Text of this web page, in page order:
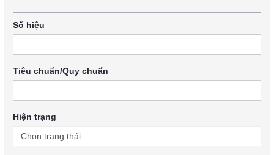
Số hiệu
Tiêu chuẩn/Quy chuẩn
Hiện trạng